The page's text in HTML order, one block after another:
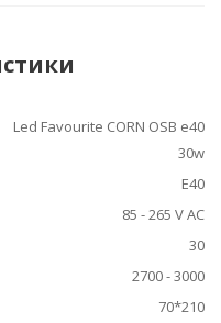
Led Favourite CORN OSB e40
30w
E40
85 - 265 V AC
30
2700 - 3000
70*210